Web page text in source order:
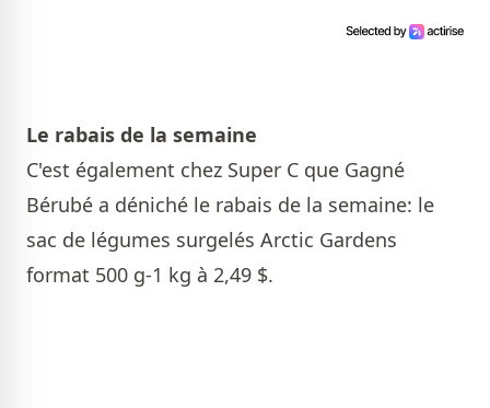
Le rabais de la semaine
C'est également chez Super C que Gagné
Bérubé a déniché le rabais de la semaine: le
sac de légumes surgelés Arctic Gardens
format 500 g-1 kg à 2,49 $.